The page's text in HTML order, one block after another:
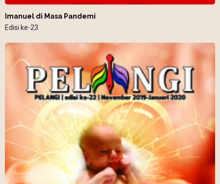
Imanuel di Masa Pandemi
Edisi ke-23